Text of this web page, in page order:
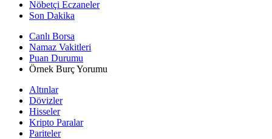
Nöbetçi Eczaneler
Son Dakika
Canlı Borsa
Namaz Vakitleri
Puan Durumu
Örnek Burç Yorumu
Altınlar
Dövizler
Hisseler
Kripto Paralar
Pariteler